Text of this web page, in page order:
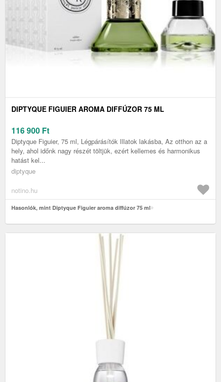
DIPTYQUE FIGUIER AROMA DIFFÚZOR 75 ML
116 900 Ft
Diptyque Figuier, 75 ml, Légpárásítók Illatok lakásba, Az otthon az a
hely, ahol időnk nagy részét töltjük, ezért kellemes és harmonikus
hatást kel...
diptyque
notino.hu
Hasonlók, mint Diptyque Figuier aroma diffúzor 75 ml